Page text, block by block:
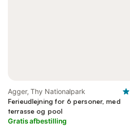
Agger, Thy Nationalpark
Ferieudlejning for 6 personer, med
terrasse og pool
Gratis afbestilling